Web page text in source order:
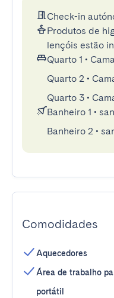
Check-in
Produtos de
lençóis estão
Quarto 1 •
Quarto 2 •
Quarto 3 •
Banheiro 1 •
Banheiro 2 •
Comodidades
Aquecedores
Área de trabalho
portátil